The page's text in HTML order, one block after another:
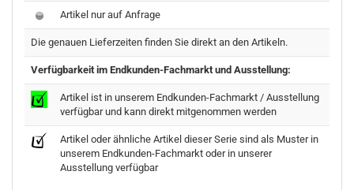
Artikel nur auf Anfrage
Die genauen Lieferzeiten finden Sie direkt an den Artikeln.
Verfügbarkeit im Endkunden-Fachmarkt und Ausstellung:
Artikel ist in unserem Endkunden-Fachmarkt / Ausstellung
verfügbar und kann direkt mitgenommen werden
Artikel oder ähnliche Artikel dieser Serie sind als Muster in
unserem Endkunden-Fachmarkt oder in unserer
Ausstellung verfügbar